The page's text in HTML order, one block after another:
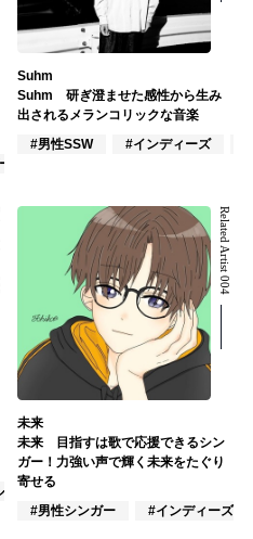
ム
Suhm
Suhm 研ぎ澄ませた感性から生み
出されるメランコリックな音楽
#男性SSW
#インディーズ
#VTuber/VSinger
Related Artist 004
未来
未来 目指すは歌で応援できるシン
ガー！力強い声で輝く未来をたぐり
寄せる
#男性シンガー
#インディーズ